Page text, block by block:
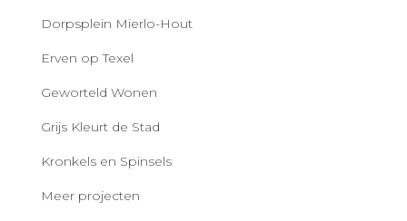
Dorpsplein Mierlo-Hout
Erven op Texel
Geworteld Wonen
Grijs Kleurt de Stad
Kronkels en Spinsels
Meer projecten